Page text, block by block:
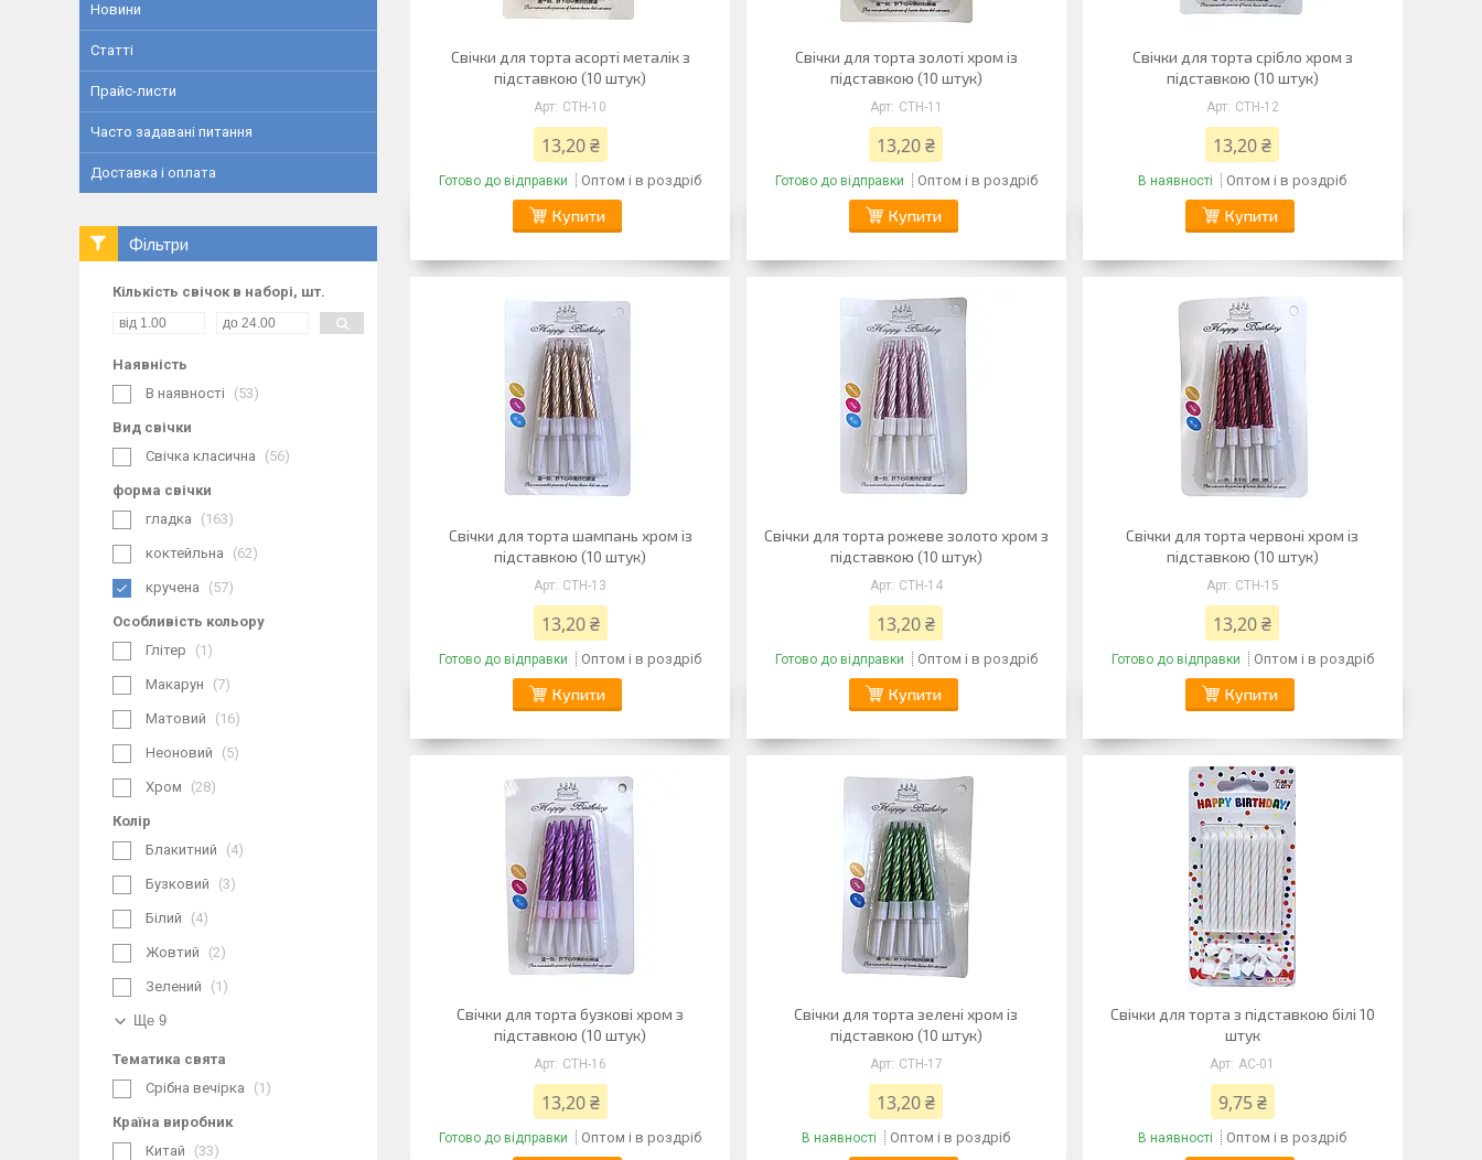
Свічки для торта асорті металік з
підставкою (10 штук)
CTH-10
13,20 ₴
Готово до відправки Оптом і в роздріб
Купити
Свічки для торта золоті хром із
підставкою (10 штук)
CTH-11
13,20 ₴
Готово до відправки Оптом і в роздріб
Купити
Свічки для торта срібло хром з
підставкою (10 штук)
CTH-12
13,20 ₴
В наявності Оптом і в роздріб
Купити
Свічки для торта шампань хром із
підставкою (10 штук)
CTH-13
13,20 ₴
Готово до відправки Оптом і в роздріб
Купити
Свічки для торта рожеве золото хром з
підставкою (10 штук)
CTH-14
13,20 ₴
Готово до відправки Оптом і в роздріб
Купити
Свічки для торта червоні хром із
підставкою (10 штук)
CTH-15
13,20 ₴
Готово до відправки Оптом і в роздріб
Купити
Свічки для торта бузкові хром з
підставкою (10 штук)
CTH-16
13,20 ₴
Готово до відправки Оптом і в роздріб
Свічки для торта зелені хром із
підставкою (10 штук)
CTH-17
13,20 ₴
В наявності Оптом і в роздріб
Свічки для торта з підставкою білі 10
штук
AC-01
9,75 ₴
В наявності Оптом і в роздріб
Новини
Статті
Прайс-листи
Часто задавані питання
Доставка і оплата
Фільтри
Кількість свічок в наборі, шт.
Наявність
В наявності
53
Вид свічки
Свічка класична
56
форма свічки
гладка
163
коктейльна 62
кручена 57
Особливість кольору
Глітер
1
Макарун 7
Матовий 16
Неоновий 5
Хром 28
Колір
Блакитний
4
Бузковий 3
Білий 4
Жовтий 2
Зелений 1
Ще 9
Тематика свята
Срібна вечірка
1
Країна виробник
Китай
33